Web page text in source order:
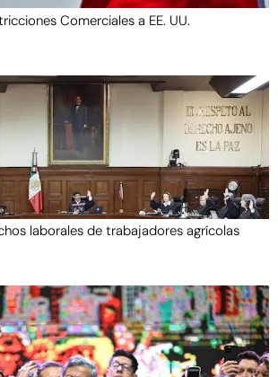
Comerciales a EE. UU.
laborales de trabajadores agrícolas